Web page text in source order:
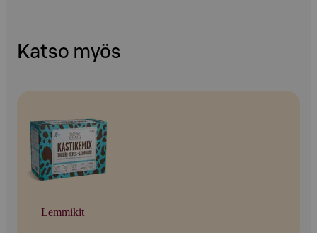
Katso myös
Lemmikit